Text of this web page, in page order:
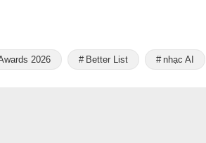
2026 Better List nhạc AI